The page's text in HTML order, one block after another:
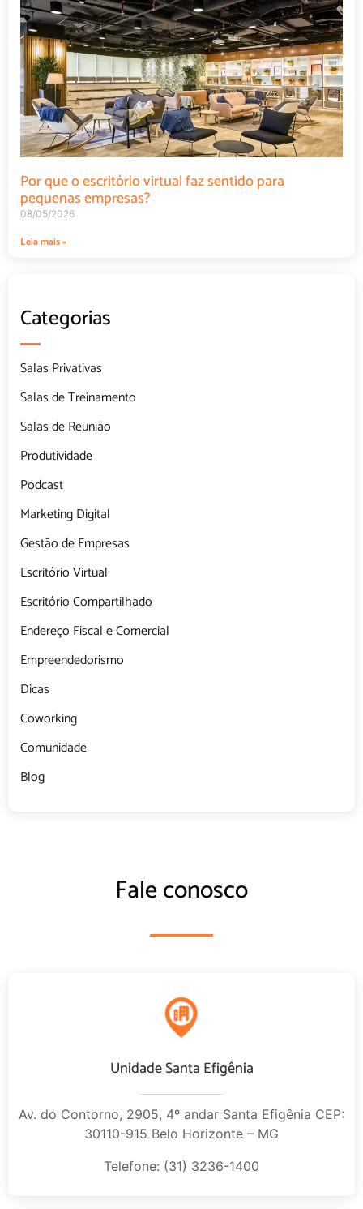
Por que o escritório virtual faz sentido para
pequenas empresas?
08/05/2026
Leia mais »
Categorias
Salas Privativas
Salas de Treinamento
Salas de Reunião
Produtividade
Podcast
Marketing Digital
Gestão de Empresas
Escritório Virtual
Escritório Compartilhado
Endereço Fiscal e Comercial
Empreendedorismo
Dicas
Coworking
Comunidade
Blog
Fale conosco
Unidade Santa Efigênia
Av. do Contorno, 2905, 4º andar Santa Efigênia CEP:
30110-915 Belo Horizonte – MG
Telefone: (31) 3236-1400